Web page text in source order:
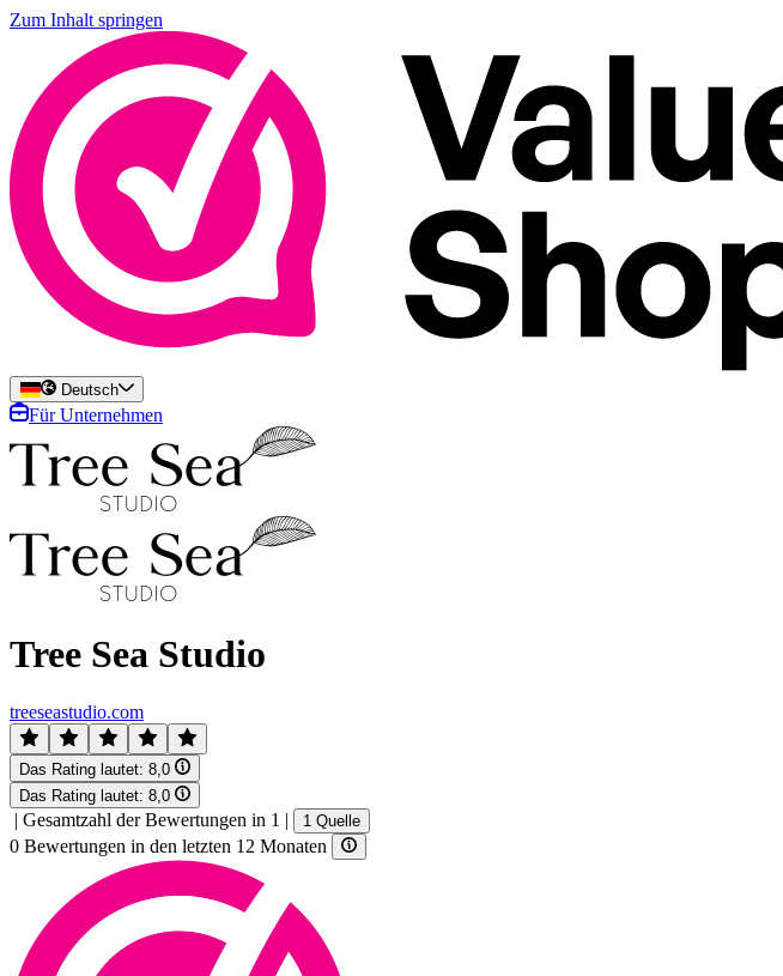
Zum Inhalt springen
Deutsch
Für Unternehmen
Tree Sea Studio
treeseastudio.com
Das Rating lautet: 8,0
Das Rating lautet: 8,0
| Gesamtzahl der Bewertungen in 1 | 1 Quelle
0 Bewertungen in den letzten 12 Monaten